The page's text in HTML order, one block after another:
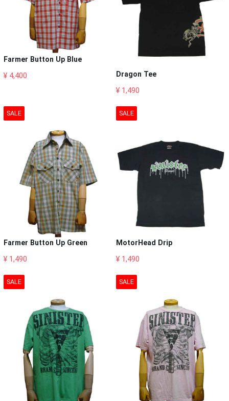
Farmer Button Up Blue
¥ 4,400 Dragon Tee
¥ 1,490
SALE
Farmer Button Up Green
¥ 1,490
SALE
MotorHead Drip
¥ 1,490
SALE SALE